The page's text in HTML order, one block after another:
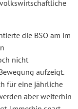
die BSO am im
nicht
aufzeigt.
für eine jährliche
aber weiterhin